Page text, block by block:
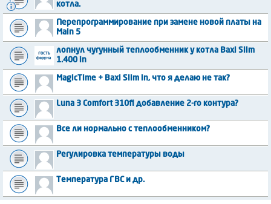
котла.
Перепрограммирование при замене новой платы на
Main 5
лопнул чугунный теплообменник у котла Baxi Slim
1.400 in
MagicTime + Baxi Slim in, что я делаю не так?
Luna 3 Comfort 310fi добавление 2-го контура?
Все ли нормально с теплообменником?
Регулировка температуры воды
Температура ГВС и др.